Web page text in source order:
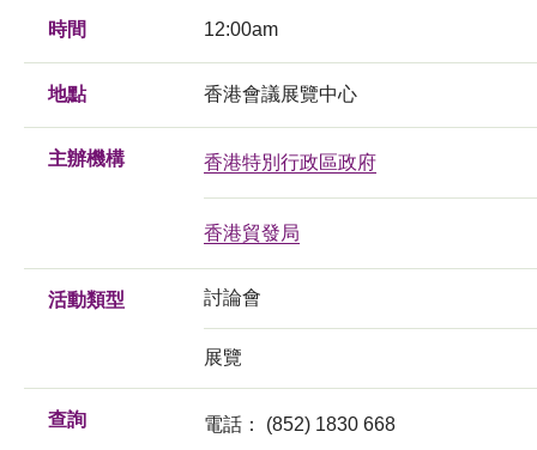
時間 12:00am
地點 香港會議展覽中心
主辦機構 香港特別行政區政府
香港貿發局
活動類型 討論會
展覽
查詢 電話：
(852) 1830 668